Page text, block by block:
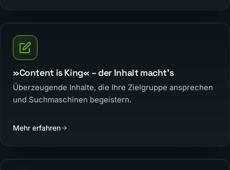
»Content is King« – der Inhalt macht’s
Überzeugende Inhalte, die Ihre Zielgruppe ansprechen
und Suchmaschinen begeistern.
Mehr erfahren